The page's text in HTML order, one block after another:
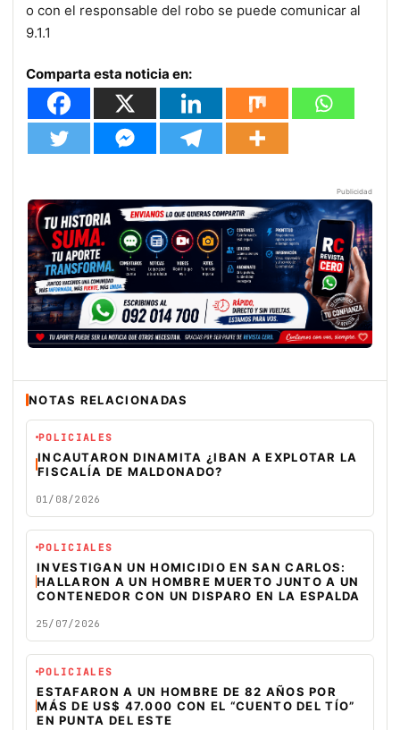
o con el responsable del robo se puede comunicar al
9.1.1
Comparta esta noticia en:
Publicidad
NOTAS RELACIONADAS
POLICIALES
INCAUTARON DINAMITA ¿IBAN A EXPLOTAR LA
FISCALÍA DE MALDONADO?
01/08/2026
POLICIALES
INVESTIGAN UN HOMICIDIO EN SAN CARLOS:
HALLARON A UN HOMBRE MUERTO JUNTO A UN
CONTENEDOR CON UN DISPARO EN LA ESPALDA
25/07/2026
POLICIALES
ESTAFARON A UN HOMBRE DE 82 AÑOS POR
MÁS DE US$ 47.000 CON EL “CUENTO DEL TÍO”
EN PUNTA DEL ESTE